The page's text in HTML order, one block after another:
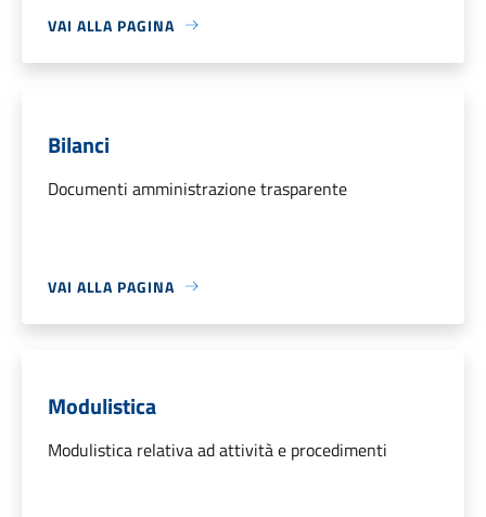
VAI ALLA PAGINA
Bilanci
Documenti amministrazione trasparente
VAI ALLA PAGINA
Modulistica
Modulistica relativa ad attività e procedimenti